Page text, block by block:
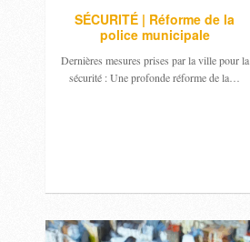
SÉCURITÉ | Réforme de la
police municipale
Dernières mesures prises par la ville pour la
sécurité : Une profonde réforme de la…